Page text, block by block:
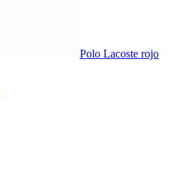
Polo Lacoste rojo